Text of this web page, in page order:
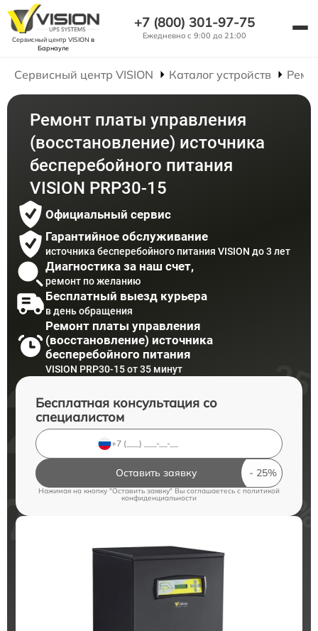
Сервисный центр VISION в
Барнауле
+7 (800) 301-97-75
Ежедневно с 9:00 до 21:00
Сервисный центр VISION Каталог устройств
Ремонт платы управления
(восстановление) источника
бесперебойного питания
VISION PRP30-15
Официальный сервис
Гарантийное обслуживание
источника бесперебойного питания VISION до 3 лет
Диагностика за наш счет,
ремонт по желанию
Бесплатный выезд курьера
в день обращения
Ремонт платы управления
(восстановление) источника
бесперебойного питания
VISION PRP30-15 от 35 минут
Бесплатная консультация со
специалистом
Оставить заявку
Нажимая на кнопку "Оставить заявку" Вы соглашаетесь cполитикой
конфиденциальности